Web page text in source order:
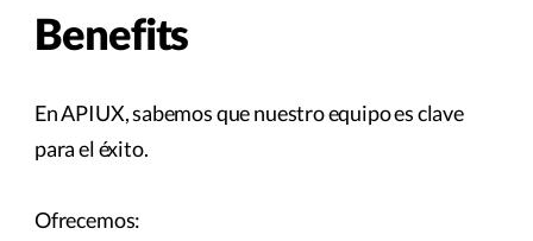
Benefits
En APIUX, sabemos que nuestro equipo es clave
para el éxito.
Ofrecemos: